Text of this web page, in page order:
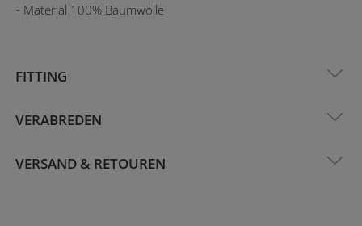
- Material 100% Baumwolle
FITTING
VERABREDEN
VERSAND & RETOUREN